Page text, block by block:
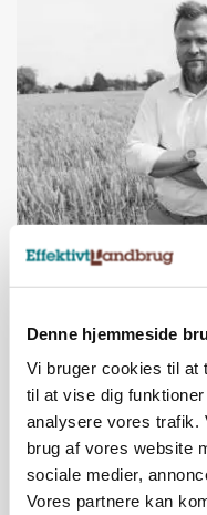
Denne hjemmeside
Vi bruger cookies til at
til at vise dig
analysere vores trafik.
brug af vores website
sociale medier,
Vores partnere kan
LEDER
Kun landbruget